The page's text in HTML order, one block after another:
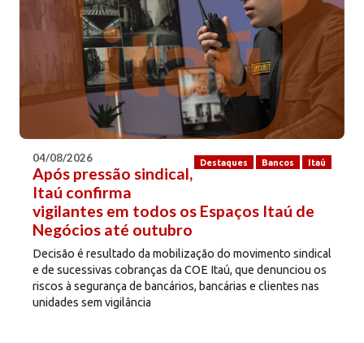
Destaques Bancos Itaú
04/08/2026
Após pressão sindical,
Itaú confirma
vigilantes em todos os Espaços Itaú de
Negócios até outubro
Decisão é resultado da mobilização do movimento sindical
e de sucessivas cobranças da COE Itaú, que denunciou os
riscos à segurança de bancários, bancárias e clientes nas
unidades sem vigilância